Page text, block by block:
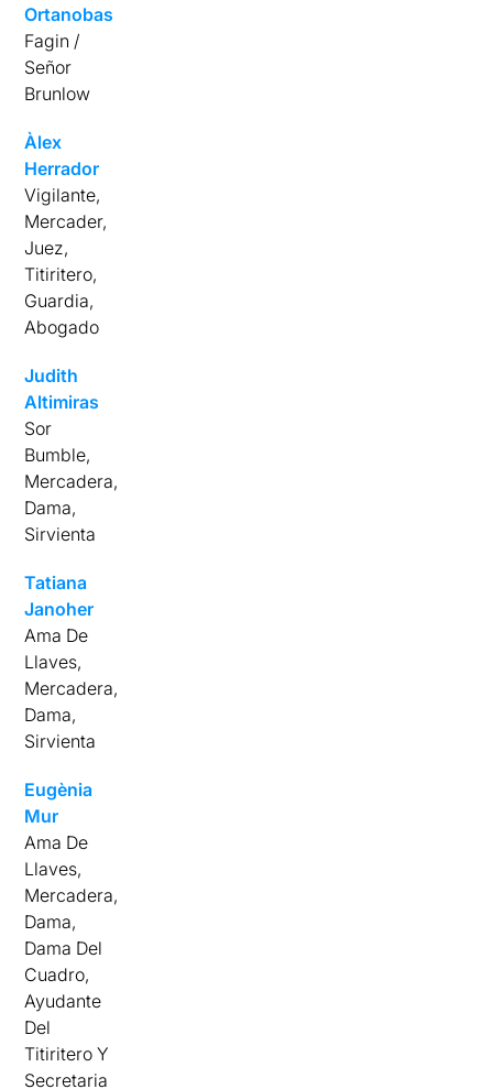
Ortanobas
Fagin /
Señor
Brunlow
Àlex
Herrador
Vigilante,
Mercader,
Juez,
Titiritero,
Guardia,
Abogado
Judith
Altimiras
Sor
Bumble,
Mercadera,
Dama,
Sirvienta
Tatiana
Janoher
Ama De
Llaves,
Mercadera,
Dama,
Sirvienta
Eugènia
Mur
Ama De
Llaves,
Mercadera,
Dama,
Dama Del
Cuadro,
Ayudante
Del
Titiritero Y
Secretaria